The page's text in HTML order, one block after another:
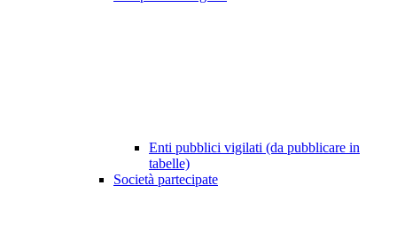
Enti pubblici vigilati (da pubblicare in
tabelle)
Società partecipate